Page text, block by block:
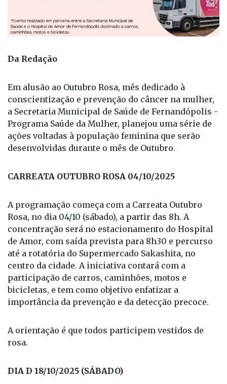
Da Redação
Em alusão ao Outubro Rosa, mês dedicado à
conscientização e prevenção do câncer na mulher,
a Secretaria Municipal de Saúde de Fernandópolis -
Programa Saúde da Mulher, planejou uma série de
ações voltadas à população feminina que serão
desenvolvidas durante o mês de Outubro.
CARREATA OUTUBRO ROSA 04/10/2025
A programação começa com a Carreata Outubro
Rosa, no dia 04/10 (sábado), a partir das 8h. A
concentração será no estacionamento do Hospital
de Amor, com saída prevista para 8h30 e percurso
até a rotatória do Supermercado Sakashita, no
centro da cidade. A iniciativa contará com a
participação de carros, caminhões, motos e
bicicletas, e tem como objetivo enfatizar a
importância da prevenção e da detecção precoce.
A orientação é que todos participem vestidos de
rosa.
DIA D 18/10/2025 (SÁBADO)